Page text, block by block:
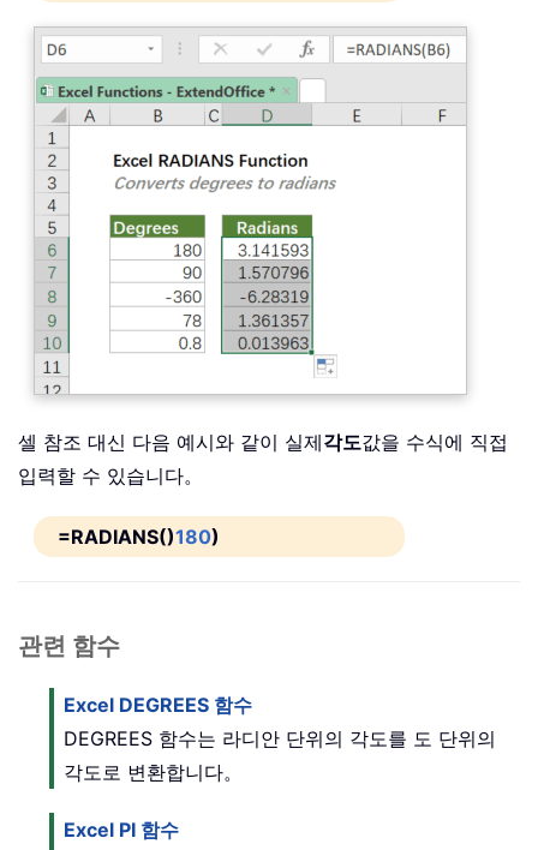
셀 참조 대신 다음 예시와 같이 실제각도값을 수식에 직접
입력할 수 있습니다。
=RADIANS()180)
관련 함수
Excel DEGREES 함수
DEGREES 함수는 라디안 단위의 각도를 도 단위의
각도로 변환합니다。
Excel PI 함수